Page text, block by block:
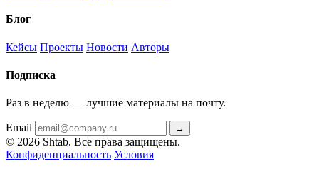
Блог
Кейсы Проекты Новости Авторы
Подписка
Раз в неделю — лучшие материалы на почту.
Email →
© 2026 Shtab. Все права защищены.
Конфиденциальность Условия